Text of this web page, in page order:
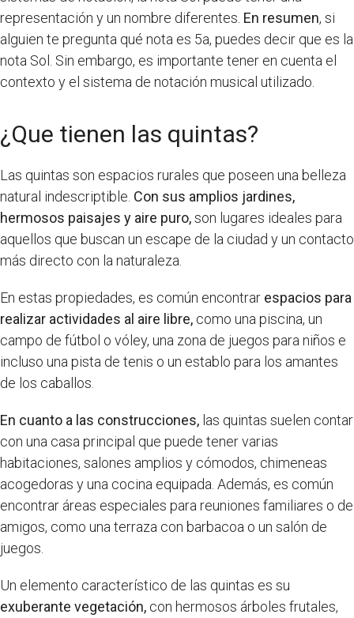
representación y un nombre diferentes. En resumen, si
alguien te pregunta qué nota es 5a, puedes decir que es la
nota Sol. Sin embargo, es importante tener en cuenta el
contexto y el sistema de notación musical utilizado.
¿Que tienen las quintas?
Las quintas son espacios rurales que poseen una belleza
natural indescriptible. Con sus amplios jardines,
hermosos paisajes y aire puro,son lugares ideales para
aquellos que buscan un escape de la ciudad y un contacto
más directo con la naturaleza.
En estas propiedades, es común encontrar espacios para
realizar actividades al aire libre, como una piscina, un
campo de fútbol o vóley, una zona de juegos para niños e
incluso una pista de tenis o un establo para los amantes
de los caballos.
En cuanto a las construcciones, las quintas suelen contar
con una casa principal que puede tener varias
habitaciones, salones amplios y cómodos, chimeneas
acogedoras y una cocina equipada. Además, es común
encontrar áreas especiales para reuniones familiares o de
amigos, como una terraza con barbacoa o un salón de
juegos.
Un elemento característico de las quintas es su
exuberante vegetación, con hermosos árboles frutales,